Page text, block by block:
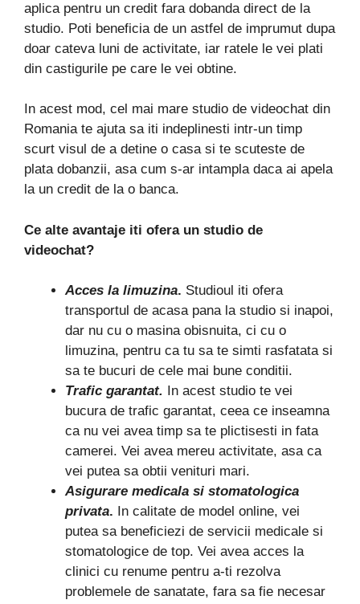
aplica pentru un credit fara dobanda direct de la
studio. Poti beneficia de un astfel de imprumut dupa
doar cateva luni de activitate, iar ratele le vei plati
din castigurile pe care le vei obtine.
In acest mod, cel mai mare studio de videochat din
Romania te ajuta sa iti indeplinesti intr-un timp
scurt visul de a detine o casa si te scuteste de
plata dobanzii, asa cum s-ar intampla daca ai apela
la un credit de la o banca.
Ce alte avantaje iti ofera un studio de
videochat?
Acces la limuzina. Studioul iti ofera
transportul de acasa pana la studio si inapoi,
dar nu cu o masina obisnuita, ci cu o
limuzina, pentru ca tu sa te simti rasfatata si
sa te bucuri de cele mai bune conditii.
Trafic garantat. In acest studio te vei
bucura de trafic garantat, ceea ce inseamna
ca nu vei avea timp sa te plictisesti in fata
camerei. Vei avea mereu activitate, asa ca
vei putea sa obtii venituri mari.
Asigurare medicala si stomatologica
privata. In calitate de model online, vei
putea sa beneficiezi de servicii medicale si
stomatologice de top. Vei avea acces la
clinici cu renume pentru a-ti rezolva
problemele de sanatate, fara sa fie necesar